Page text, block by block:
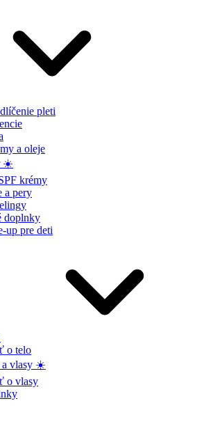
pleti
a oleje
☀️
krémy
a pery
doplnky
up pre deti
o telo
a vlasy ☀️
o vlasy